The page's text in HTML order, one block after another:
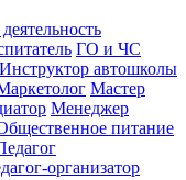
ГО и ЧС
Инструктор автошколы
Мастер
Менеджер
питание
организатор